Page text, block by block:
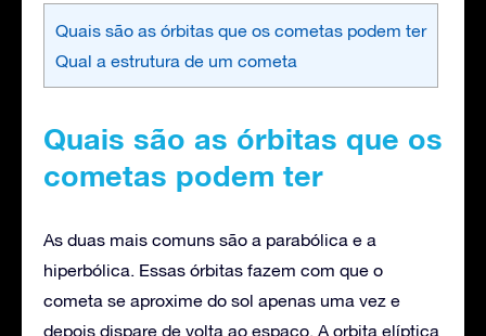
Quais são as órbitas que os cometas podem ter
Qual a estrutura de um cometa
Quais são as órbitas que os
cometas podem ter
As duas mais comuns são a parabólica e a
hiperbólica. Essas órbitas fazem com que o
cometa se aproxime do sol apenas uma vez e
depois dispare de volta ao espaço. A orbita elíptica